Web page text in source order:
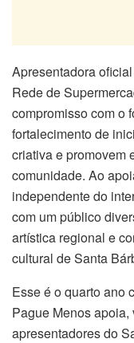
Apresentadora
Rede de
compromisso com o
fortalecimento de
criativa e promovem
comunidade. Ao
independente do
com um público
artística regional e
cultural de Santa
Esse é o quarto ano
Pague Menos
apresentadores do